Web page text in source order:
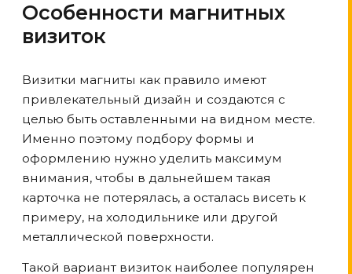
Особенности магнитных
визиток
Визитки магниты как правило имеют
привлекательный дизайн и создаются с
целью быть оставленными на видном месте.
Именно поэтому подбору формы и
оформлению нужно уделить максимум
внимания, чтобы в дальнейшем такая
карточка не потерялась, а осталась висеть к
примеру, на холодильнике или другой
металлической поверхности.
Такой вариант визиток наиболее популярен